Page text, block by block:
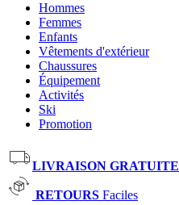
Hommes
Femmes
Enfants
Vêtements d'extérieur
Chaussures
Équipement
Activités
Ski
Promotion
LIVRAISON GRATUITE
RETOURS Faciles